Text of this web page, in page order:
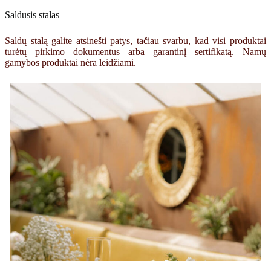
Saldusis stalas
Saldų stalą galite atsinešti patys, tačiau svarbu, kad visi produktai
turėtų pirkimo dokumentus arba garantinį sertifikatą. Namų
gamybos produktai nėra leidžiami.